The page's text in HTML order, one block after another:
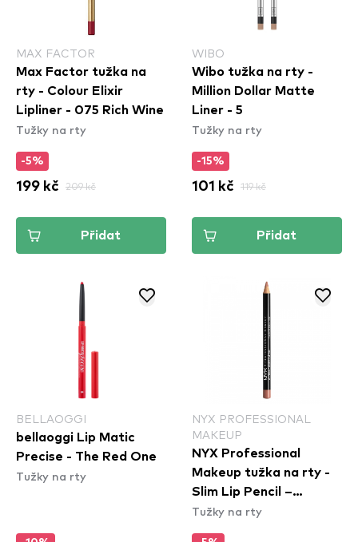
MAX FACTOR
Max Factor tužka na
rty - Colour Elixir
Lipliner - 075 Rich Wine
Tužky na rty
-5%
199 kč 209 kč
Přidat
WIBO
Wibo tužka na rty -
Million Dollar Matte
Liner - 5
Tužky na rty
-15%
101 kč 119 kč
Přidat
BELLAOGGI
bellaoggi Lip Matic
Precise - The Red One
Tužky na rty
NYX PROFESSIONAL
MAKEUP
NYX Professional
Makeup tužka na rty -
Slim Lip Pencil –
Peekaboo Neutral
Tužky na rty